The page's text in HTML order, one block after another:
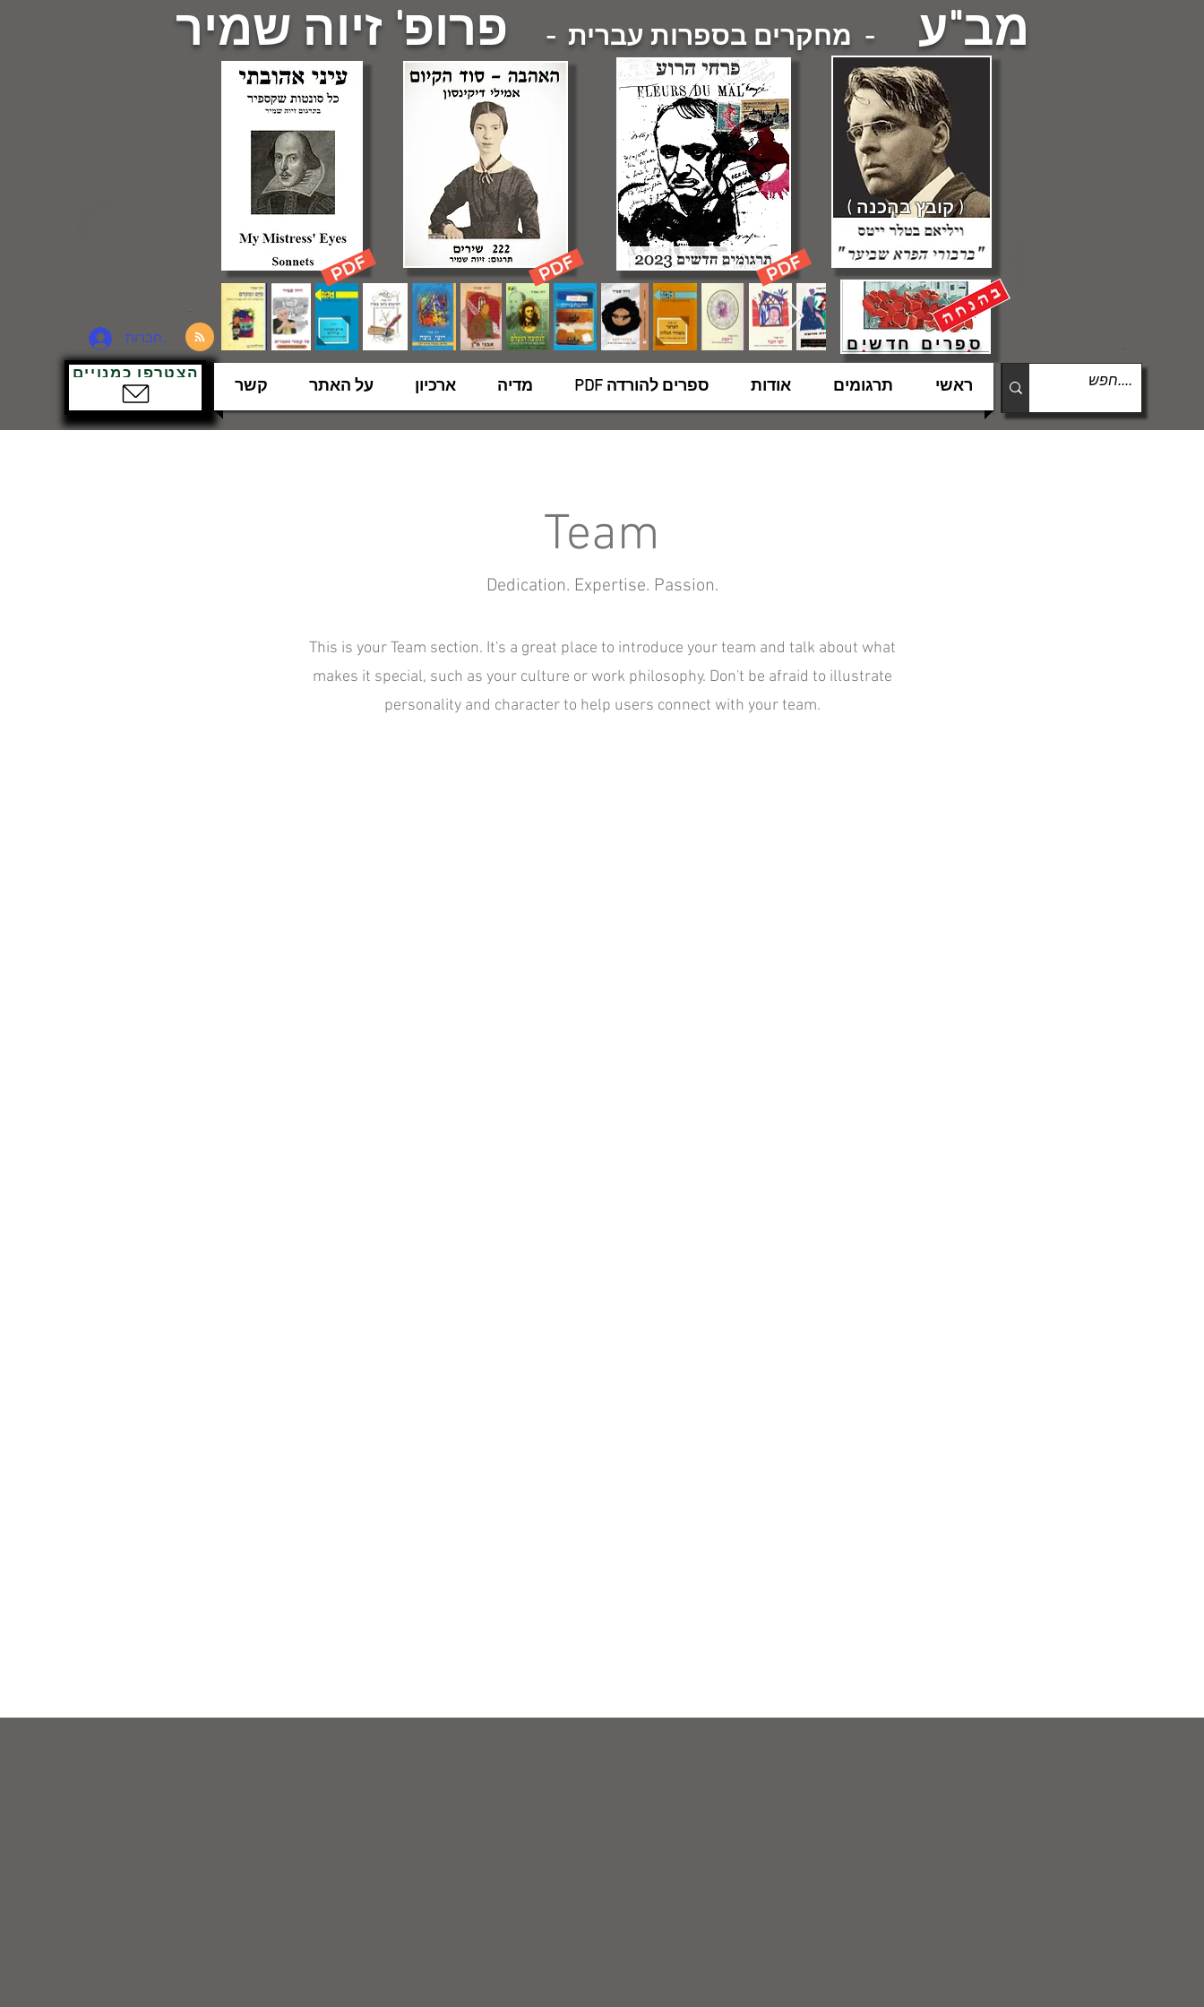
מב"ע - מחקרים בספרות עברית - פרופ' זיוה שמיר
ספרים חדשים
( קובץ בהכנה )
להתחברות
הצטרפו כמנויים
ראשי תרגומים אודות ספרים להורדה PDF מדיה ארכיון על האתר קשר
Team
Dedication. Expertise. Passion.
This is your Team section. It's a great place to introduce your team and talk about what
makes it special, such as your culture or work philosophy. Don't be afraid to illustrate
personality and character to help users connect with your team.